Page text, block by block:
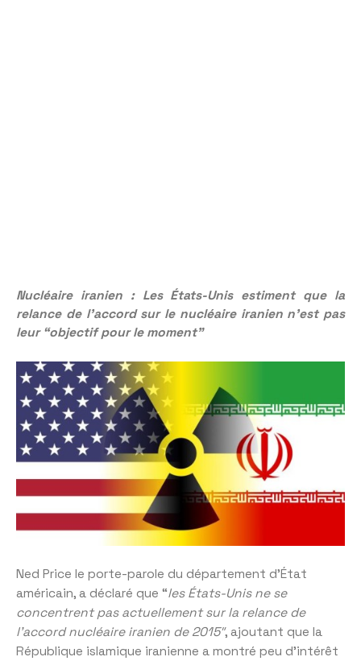
Nucléaire iranien : Les États-Unis estiment que la
relance de l’accord sur le nucléaire iranien n’est pas
leur “objectif pour le moment”
Ned Price le porte-parole du département d’État
américain, a déclaré que “les États-Unis ne se
concentrent pas actuellement sur la relance de
l’accord nucléaire iranien de 2015″, ajoutant que la
République islamique iranienne a montré peu d’intérêt